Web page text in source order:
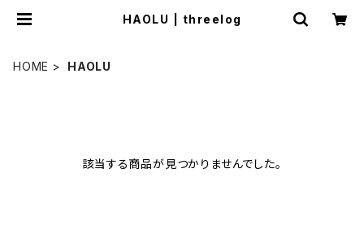
HAOLU | threelog
HOME HAOLU
該当する商品が見つかりませんでした。